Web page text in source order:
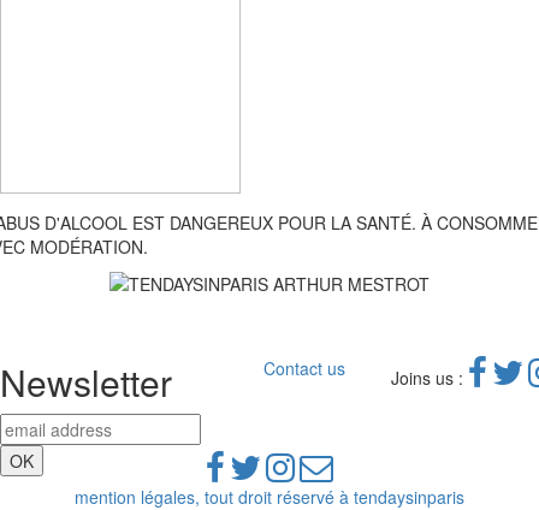
D'ALCOOL EST DANGEREUX POUR LA SANTÉ. À
MODÉRATION.
Newsletter Contact us Joins us :
mention légales, tout droit réservé à tendaysinparis